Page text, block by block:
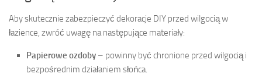
Aby skutecznie zabezpieczyć dekoracje DIY przed wilgocią w
łazience, zwróć uwagę na następujące materiały:
Papierowe ozdoby – powinny być chronione przed wilgocią i
bezpośrednim działaniem słońca.